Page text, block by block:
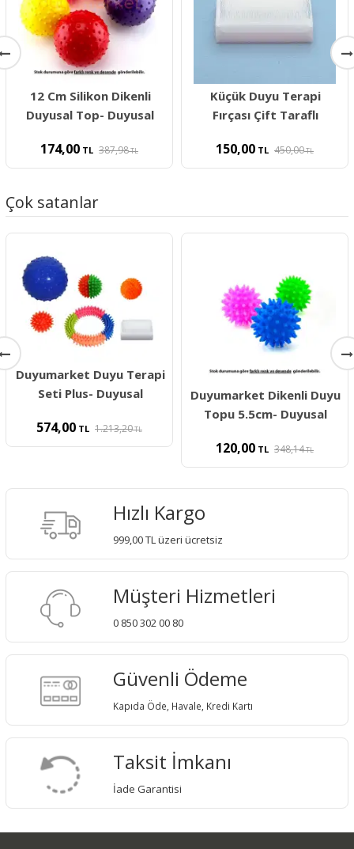
12 Cm Silikon Dikenli
Duyusal Top- Duyusal
174,00 TL 387,98TL
Küçük Duyu Terapi
Fırçası Çift Taraflı
150,00 TL 450,00TL
Çok satanlar
Duyumarket Duyu Terapi
Seti Plus- Duyusal
574,00 TL 1.213,20TL
Duyumarket Dikenli Duyu
Topu 5.5cm- Duyusal
120,00 TL 348,14TL
Hızlı Kargo
999,00 TL üzeri ücretsiz
Müşteri Hizmetleri
0 850 302 00 80
Güvenli Ödeme
Kapıda Öde, Havale, Kredi Kartı
Taksit İmkanı
İade Garantisi